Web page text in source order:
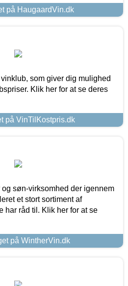
på HaugaardVin.dk
som giver dig mulighed
Klik her for at se deres
på VinTilKostpris.dk
søn-virksomhed der igennem
et stort sortiment af
har råd til. Klik her for at se
på WintherVin.dk